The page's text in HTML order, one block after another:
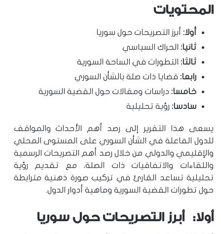
المحتويات
أولا: أبرز التصريحات حول سوريا
ثانيا: الحراك السياسي
ثالثا: التطورات في الساحة السورية
رابعا: قضايا ذات صلة بالشأن السوري
خامسا: دراسات ومقالات حول القضية السورية
سادسا: رؤية تحليلية
يسعى هذا التقرير إلى رصد أهم الأحداث والمواقف
للدول الفاعلة في الشأن السوري على المستوى المحلي
والإقليمي والدولي من خلال رصد أهم التصريحات الرسمية
واللقاءات والاتفاقيات ذات الصلة، مع تقديم رؤية
تحليلية تساعد القارئ في تركيب صورة ذهنية مترابطة
حول تطورات القضية السورية وماهية أدوار الدول.
أولا: أبرز التصريحات حول سوريا